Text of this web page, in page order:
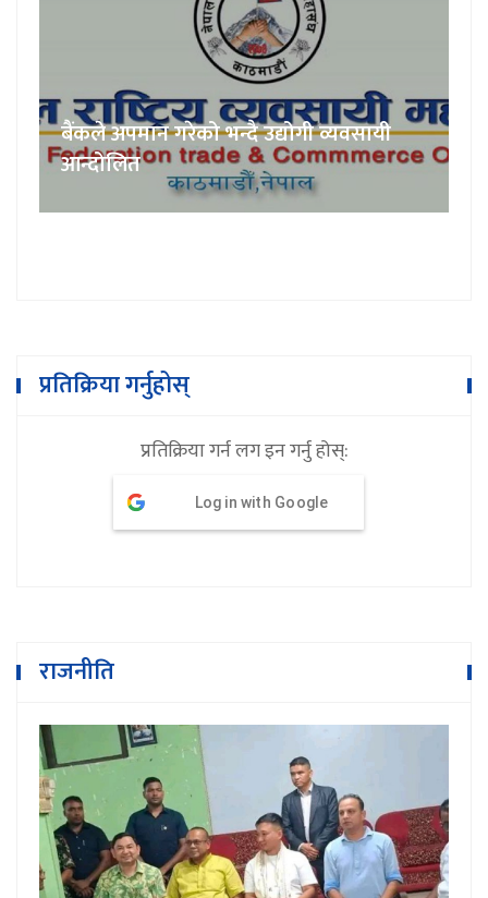
बैंकले अपमान गरेको भन्दै उद्योगी व्यवसायी
आन्दोलित
प्रतिक्रिया गर्नुहोस्
प्रतिक्रिया गर्न लग इन गर्नु होस्:
Log in with Google
राजनीति